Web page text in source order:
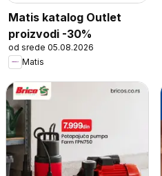
Matis katalog Outlet
proizvodi -30%
od srede 05.08.2026
Matis